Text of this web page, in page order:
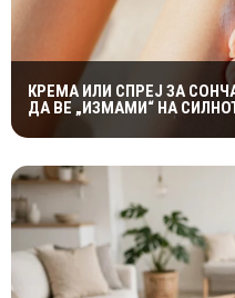
КРЕМА ИЛИ СПРЕЈ ЗА
ДА ВЕ „ИЗМАМИ“ НА